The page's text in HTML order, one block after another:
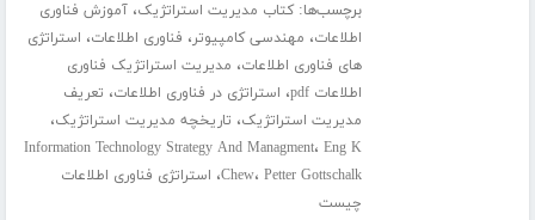
برچسب‌ها:کتاب مدیریت استراتژیک،آموزش فناوری
اطلاعات، مهندسی کامپیوتر، فناوری اطلاعات، استراتژی
های فناوری اطلاعات، مدیریت استراتژیک فناوری
اطلاعات pdf
، استراتژی در فناوری اطلاعات، تعریف
مدیریت استراتژیک، تاریخچه مدیریت استراتژیک،
Information Technology Strategy And Managment، Eng K
Chew، Petter Gottschalk ، استراتژی فناوری اطلاعات
چیست